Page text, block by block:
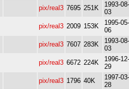
pix/real3 7695 251K
1993-08-
03
pix/real3 2009 153K
1995-05-
06
pix/real3 7607 283K
1993-08-
03
pix/real3 6672 224K
1996-12-
29
pix/real3 1796 40K
1997-03-
28